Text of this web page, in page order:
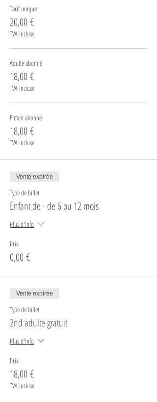
Tarif unique
20,00 €
TVA incluse
Adulte abonné
18,00 €
TVA incluse
Enfant abonné
18,00 €
TVA incluse
Vente expirée
Type de billet
Enfant de - de 6 ou 12 mois
Plus d'info
Prix
0,00 €
Vente expirée
Type de billet
2nd adulte gratuit
Plus d'info
Prix
18,00 €
TVA incluse